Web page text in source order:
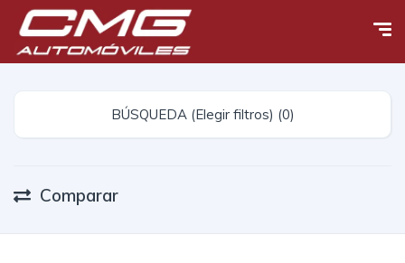
BÚSQUEDA (Elegir filtros) (0)
Comparar